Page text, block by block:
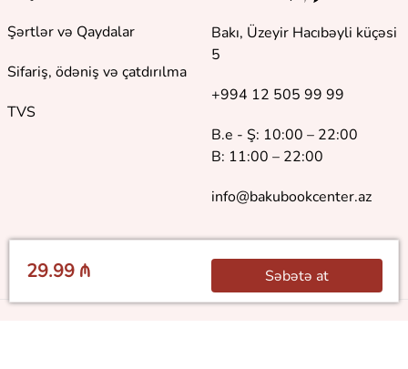
29.99 ₼ Səbətə at
Şərtlər və Qaydalar
Sifariş, ödəniş və çatdırılma
TVS
Bakı, Üzeyir Hacıbəyli küçəsi
5
+994 12 505 99 99
B.e - Ş: 10:00 – 22:00
B: 11:00 – 22:00
info@bakubookcenter.az